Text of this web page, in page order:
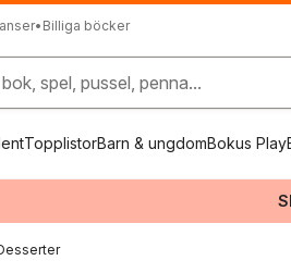
• Billiga böcker
spel, pussel, penna...
TopplistorBarn & ungdomBokus Play